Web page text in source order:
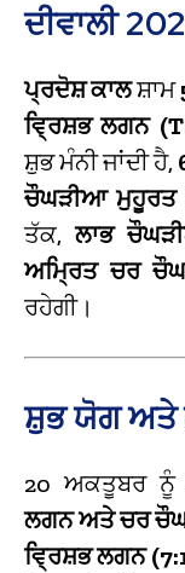
ਦੀਵਾਲੀ
ਪ੍ਰਦੋਸ਼ ਕਾਲਸ਼ਾਮ
ਵ੍ਰਿਸ਼ਭ ਲਗਨ
ਸ਼ੁਭ ਮੰਨੀ ਜਾਂਦੀ ਹੈ,
ਚੌਘੜੀਆ ਮੁਹੂਰਤ
ਤੱਕ,ਲਾਭ
ਅਮ੍ਰਿਤ ਚਰ
ਰਹੇਗੀ।
ਸ਼ੁਭ ਯੋਗ ਅਤੇ
20 ਅਕਤੂਬਰ
ਲਗਨ ਅਤੇ ਚਰ
ਵ੍ਰਿਸ਼ਭ ਲਗਨ